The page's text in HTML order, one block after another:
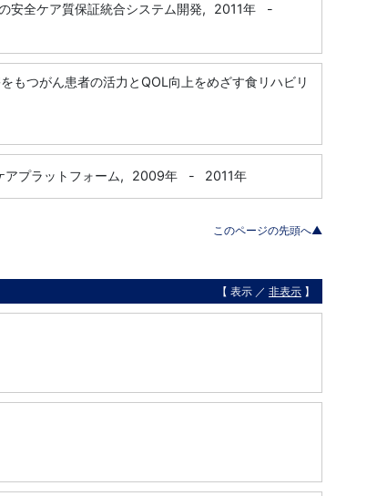
安全ケア質保証統合システム開発, 2011年
-
つがん患者の活力とQOL向上をめざす食リハビリ
プラットフォーム, 2009年 - 2011年
このページの先頭へ▲
【 表示 ／ 非表示 】